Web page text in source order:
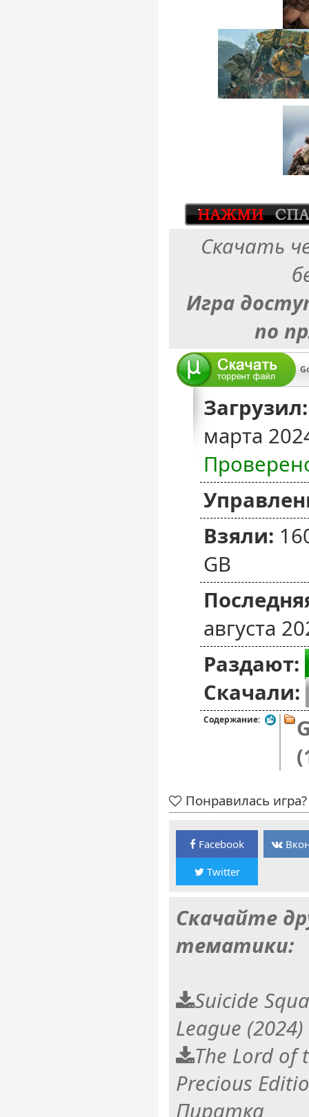
Скачать
Игра
по
Загрузил:
марта
Взяли:
GB
августа
Раздают:
Скачали:
Содержание:
Понравилась
Facebook
Twitter
Скачайте
тематики:
Suicide
League
The Lord of
Precious
Пиратка